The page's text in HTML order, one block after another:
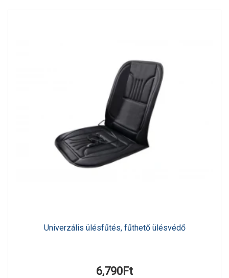
Univerzális ülésfűtés, fűthető ülésvédő
6,790Ft